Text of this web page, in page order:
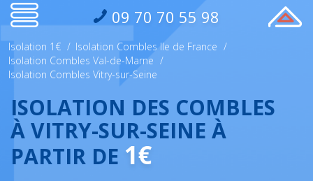
09 70 70 55 98
Isolation 1€ / Isolation Combles Ile de France /
Isolation Combles Val-de-Marne /
Isolation Combles Vitry-sur-Seine
ISOLATION DES COMBLES
À VITRY-SUR-SEINE À
PARTIR DE 1€